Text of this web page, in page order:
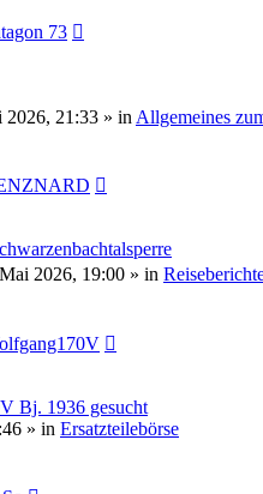
73
2026, 21:33 » in Allgemeines
2026, 19:00 » in
Bj. 1936 gesucht
» in Ersatzteilebörse